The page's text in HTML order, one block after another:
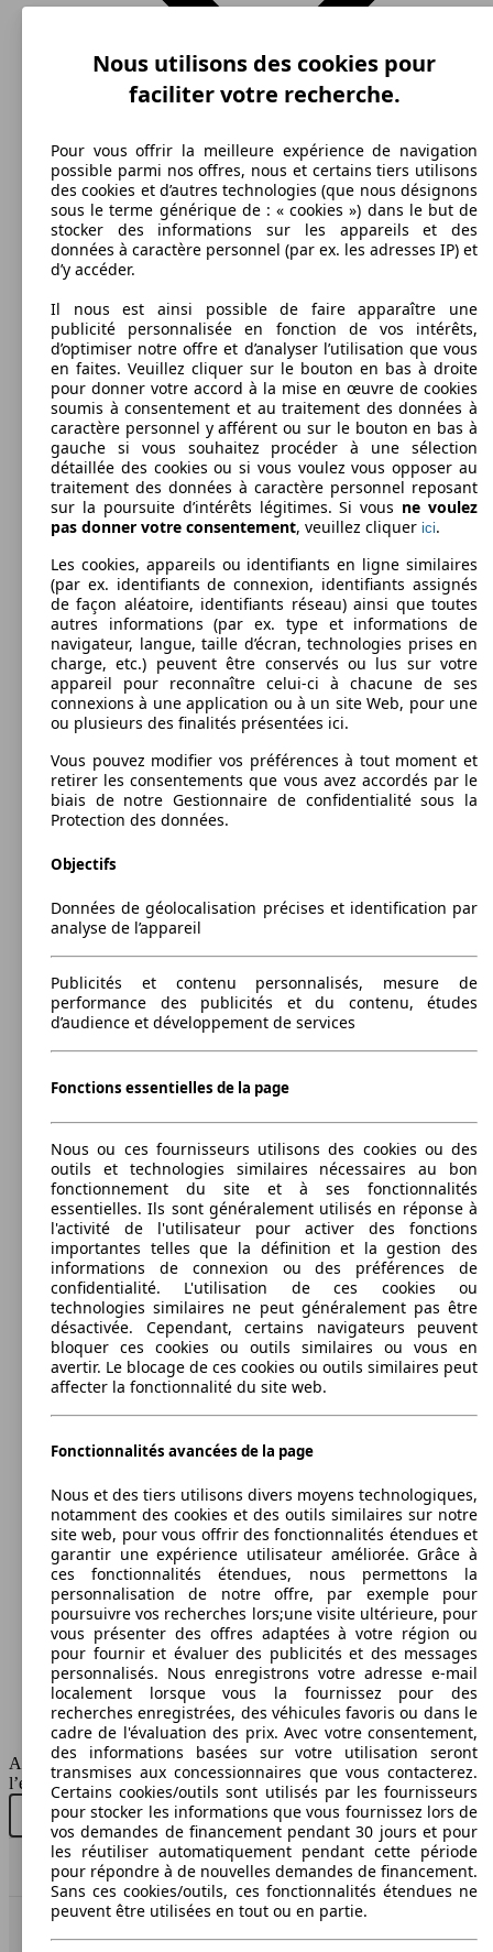
SUV/4x4/Pick-Up
Model Version
Leistung
T-Cross 1.0 TSI Life Business OPF
70 - 85
KW (95
- 115 PS)
T-Cross 1.0 TSI Life Business OPF DSG
85 KW
(115 PS)
T-Cross 1.0 TSI Life OPF
KW (95
T-Cross 1.0 TSI Life OPF DSG
T-Cross 1.0 TSI OPF
70 KW
(95 PS)
T-Cross 1.0 TSI R-Line Business Premium
(115 PS)
T-Cross 1.0 TSI R-Line Business Premium
OPF DSG
85 KW
(115 PS)
T-Cross 1.0 TSI R-Line OPF
85 KW
(115 PS)
2019 - 2020Volkswagen T-CROSS DIESEL
à partir de 4108 x 1760 x 1584 mm
Puissance:
70 KW (95 PS)
Portes:
5
Sièges:
5
Coffre:
455 - 1281 litres
Capacité de remorquage:
0 - 1100 kg
Afficher les variantes
SUV/4x4/Pick-Up
Diesel
Model Version
Leistung
T-Cross 1.6 TDi SCR
70 KW
(95 PS)
Ø
l/
T-Cross 1.6 TDi SCR Life
70 KW
(95 PS)
Ø
l/
T-Cross 1.6 TDi SCR Life DSG
70 KW
(95 PS)
Ø
l/
T-Cross 1.6 TDi SCR Style
70 KW
(95 PS)
Ø
l/
2018 - 2023 Volkswagen T-CROSS
Dim. (L/l/h) :
Puissance:
5
Sièges:
5
Coffre:
455 - 1281 litres
Capacité de remorquage:
0 - 1200 kg
Afficher les variantes
SUV/4x4/Pick-Up
Essence
Model Version
Leistung
AutoScout24 Belgium SA décline toute responsabilité concernant
l’exactitude des informations fournies
Acheter neuf
Acheter d'occasion
Haut
AutoScout24: la plus grande plateforme en ligne de
Nous utilisons des cookies pour
faciliter votre recherche.
Pour vous offrir la meilleure expérience de navigation
possible parmi nos offres, nous et certains tiers utilisons
des cookies et d’autres technologies (que nous désignons
sous le terme générique de : « cookies ») dans le but de
stocker des informations sur les appareils et des
données à caractère personnel (par ex. les adresses IP) et
d’y accéder.
Il nous est ainsi possible de faire apparaître une
publicité personnalisée en fonction de vos intérêts,
d’optimiser notre offre et d’analyser l’utilisation que vous
en faites. Veuillez cliquer sur le bouton en bas à droite
pour donner votre accord à la mise en œuvre de cookies
soumis à consentement et au traitement des données à
caractère personnel y afférent ou sur le bouton en bas à
gauche si vous souhaitez procéder à une sélection
détaillée des cookies ou si vous voulez vous opposer au
traitement des données à caractère personnel reposant
sur la poursuite d’intérêts légitimes. Si vous ne voulez
pas donner votre consentement, veuillez cliquer ici.
Les cookies, appareils ou identifiants en ligne similaires
(par ex. identifiants de connexion, identifiants assignés
de façon aléatoire, identifiants réseau) ainsi que toutes
autres informations (par ex. type et informations de
navigateur, langue, taille d’écran, technologies prises en
charge, etc.) peuvent être conservés ou lus sur votre
appareil pour reconnaître celui-ci à chacune de ses
connexions à une application ou à un site Web, pour une
ou plusieurs des finalités présentées ici.
Vous pouvez modifier vos préférences à tout moment et
retirer les consentements que vous avez accordés par le
biais de notre Gestionnaire de confidentialité sous la
Protection des données.
Objectifs
Données de géolocalisation précises et identification par
analyse de l’appareil
Publicités et contenu personnalisés, mesure de
performance des publicités et du contenu, études
d’audience et développement de services
Fonctions essentielles de la page
Nous ou ces fournisseurs utilisons des cookies ou des
outils et technologies similaires nécessaires au bon
fonctionnement du site et à ses fonctionnalités
essentielles. Ils sont généralement utilisés en réponse à
l'activité de l'utilisateur pour activer des fonctions
importantes telles que la définition et la gestion des
informations de connexion ou des préférences de
confidentialité. L'utilisation de ces cookies ou
technologies similaires ne peut généralement pas être
désactivée. Cependant, certains navigateurs peuvent
bloquer ces cookies ou outils similaires ou vous en
avertir. Le blocage de ces cookies ou outils similaires peut
affecter la fonctionnalité du site web.
Fonctionnalités avancées de la page
Nous et des tiers utilisons divers moyens technologiques,
notamment des cookies et des outils similaires sur notre
site web, pour vous offrir des fonctionnalités étendues et
garantir une expérience utilisateur améliorée. Grâce à
ces fonctionnalités étendues, nous permettons la
personnalisation de notre offre, par exemple pour
poursuivre vos recherches lors;une visite ultérieure, pour
vous présenter des offres adaptées à votre région ou
pour fournir et évaluer des publicités et des messages
personnalisés. Nous enregistrons votre adresse e-mail
localement lorsque vous la fournissez pour des
recherches enregistrées, des véhicules favoris ou dans le
cadre de l'évaluation des prix. Avec votre consentement,
des informations basées sur votre utilisation seront
transmises aux concessionnaires que vous contacterez.
Certains cookies/outils sont utilisés par les fournisseurs
pour stocker les informations que vous fournissez lors de
vos demandes de financement pendant 30 jours et pour
les réutiliser automatiquement pendant cette période
pour répondre à de nouvelles demandes de financement.
Sans ces cookies/outils, ces fonctionnalités étendues ne
peuvent être utilisées en tout ou en partie.